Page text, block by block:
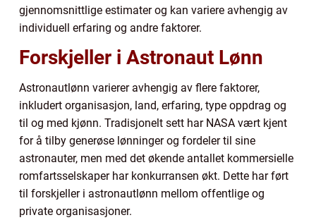
gjennomsnittlige estimater og kan variere avhengig av
individuell erfaring og andre faktorer.
Forskjeller i Astronaut Lønn
Astronautlønn varierer avhengig av flere faktorer,
inkludert organisasjon, land, erfaring, type oppdrag og
til og med kjønn. Tradisjonelt sett har NASA vært kjent
for å tilby generøse lønninger og fordeler til sine
astronauter, men med det økende antallet kommersielle
romfartsselskaper har konkurransen økt. Dette har ført
til forskjeller i astronautlønn mellom offentlige og
private organisasjoner.